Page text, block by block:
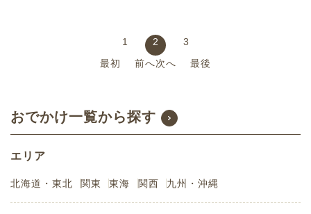
最初 前へ
1 2
3
次へ
最後
おでかけ一覧から探す
エリア
北海道・東北 関東 東海 関西 九州・沖縄